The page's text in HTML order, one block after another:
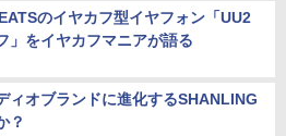
のイヤカフ型イヤフォン「UU2
」をイヤカフマニアが語る
ィオブランドに進化するSHANLING
？